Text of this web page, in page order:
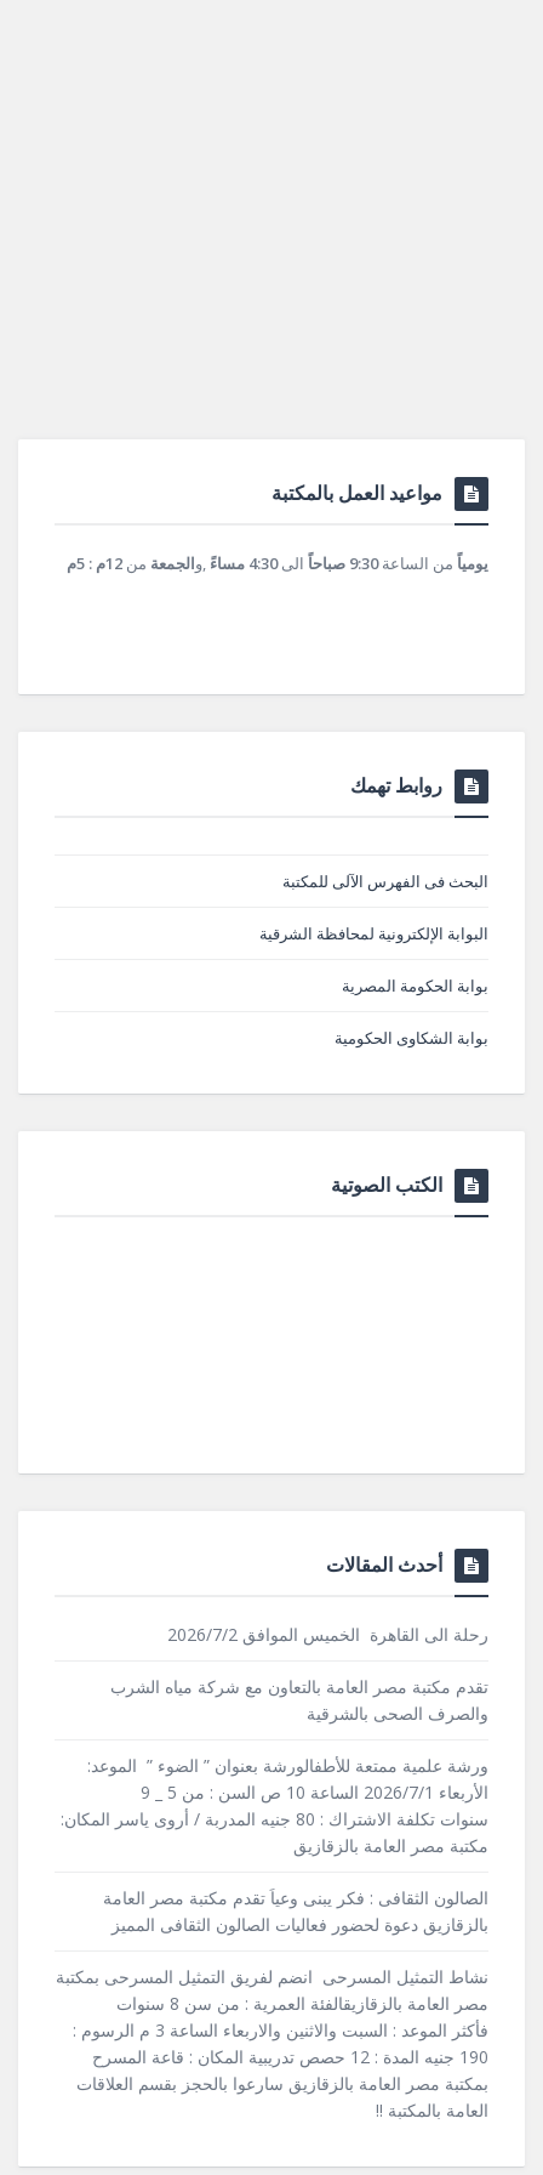
مواعيد العمل بالمكتبة
يومياً من الساعة9:30 صباحاً الى4:30 مساءً ,والجمعة من 12م : 5م
روابط تهمك
البحث فى الفهرس الآلى للمكتبة
البوابة الإلكترونية لمحافظة الشرقية
بوابة الحكومة المصرية
بوابة الشكاوى الحكومية
الكتب الصوتية
أحدث المقالات
رحلة الى القاهرة الخميس الموافق 2026/7/2
تقدم مكتبة مصر العامة بالتعاون مع شركة مياه الشرب
والصرف الصحى بالشرقية
ورشة علمية ممتعة للأطفالورشة بعنوان ” الضوء ” الموعد:
الأربعاء 2026/7/1 الساعة 10 ص السن : من 5 _ 9
سنوات تكلفة الاشتراك : 80 جنيه المدربة / أروى ياسر المكان:
مكتبة مصر العامة بالزقازيق
الصالون الثقافى : فكر يبنى وعياَ تقدم مكتبة مصر العامة
بالزقازيق دعوة لحضور فعاليات الصالون الثقافى المميز
نشاط التمثيل المسرحى انضم لفريق التمثيل المسرحى بمكتبة
مصر العامة بالزقازيقالفئة العمرية : من سن 8 سنوات
فأكثر الموعد : السبت والاثنين والاربعاء الساعة 3 م الرسوم :
190 جنيه المدة : 12 حصص تدريبية المكان : قاعة المسرح
بمكتبة مصر العامة بالزقازيق سارعوا بالحجز بقسم العلاقات
العامة بالمكتبة !!